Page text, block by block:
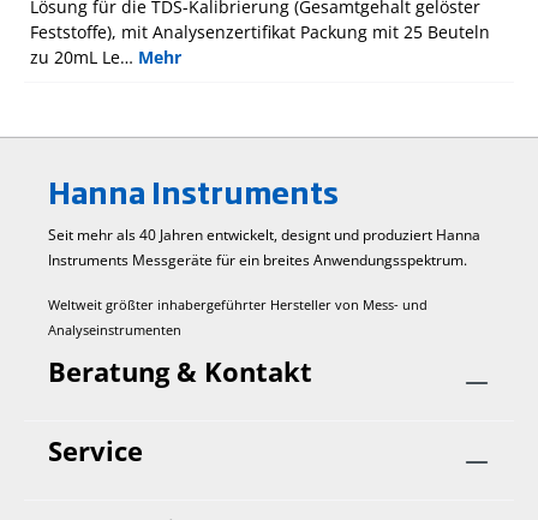
Lösung für die TDS-Kalibrierung (Gesamtgehalt gelöster
Feststoffe), mit Analysenzertifikat Packung mit 25 Beuteln
zu 20mL Le… Mehr
Hanna Instruments
Seit mehr als 40 Jahren entwickelt, designt und produziert Hanna
Instruments Mess­geräte für ein breites Anwendungs­spektrum.
Weltweit größter inhabergeführter Hersteller von Mess- und
Analyseinstrumenten
Beratung & Kontakt
Service